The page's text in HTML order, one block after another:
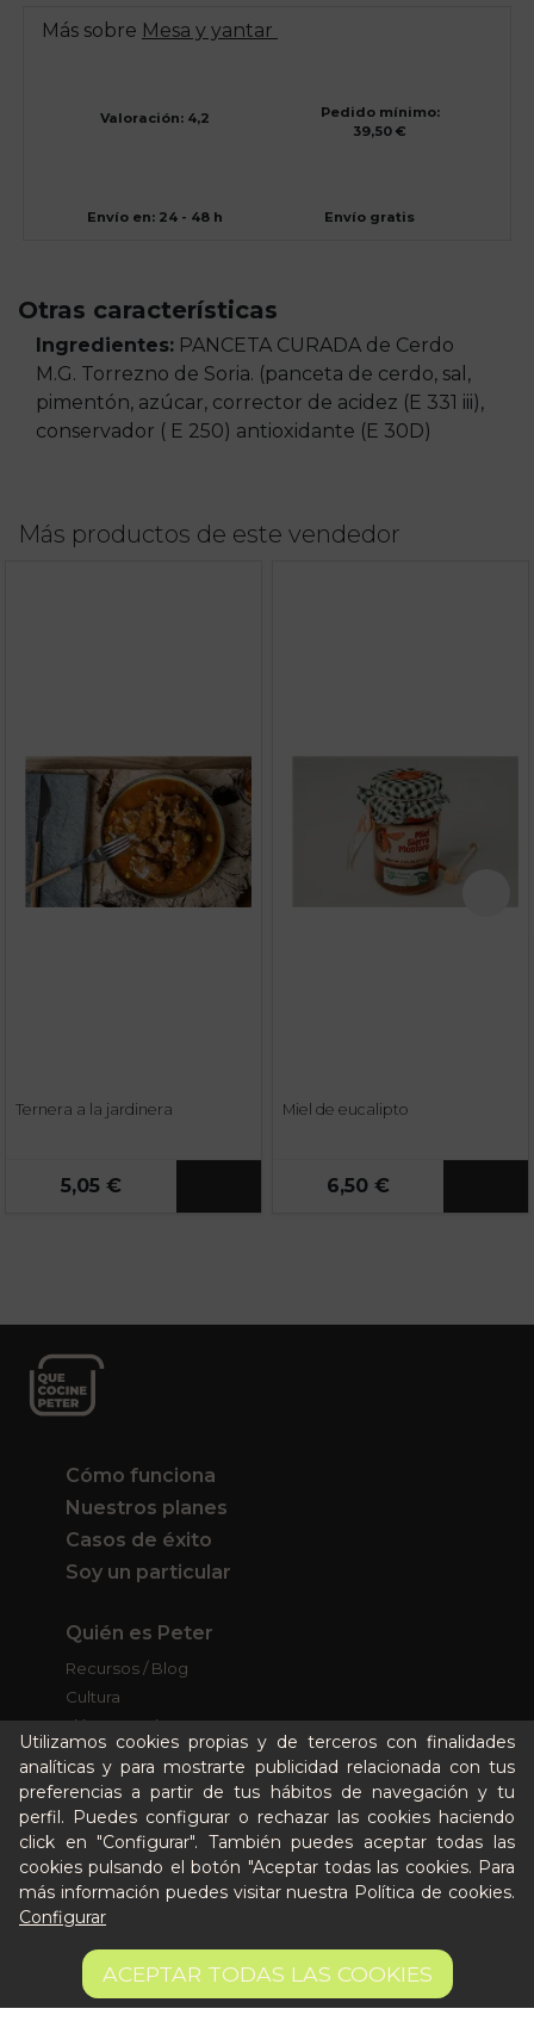
Sin stock
AVÍSAME CUANDO ESTÉ DISPONIBLE
Más sobre Mesa y yantar
Valoración: 4,2
Pedido mínimo:
39,50 €
Envío en: 24 - 48 h Envío gratis
Otras características
Ingredientes: PANCETA CURADA de Cerdo
M.G. Torrezno de Soria. (panceta de cerdo, sal,
pimentón, azúcar, corrector de acidez (E 331 iii),
conservador ( E 250) antioxidante (E 30D)
Más productos de este vendedor
Ternera a la jardinera
5,05 €
Miel de eucalipto
6,50 €
Utilizamos cookies propias y de terceros con finalidades
analíticas y para mostrarte publicidad relacionada con tus
preferencias a partir de tus hábitos de navegación y tu
perfil. Puedes configurar o rechazar las cookies haciendo
click en "Configurar". También puedes aceptar todas las
cookies pulsando el botón "Aceptar todas las cookies. Para
más información puedes visitar nuestra Política de cookies.
Configurar
ACEPTAR TODAS LAS COOKIES
Cómo funciona
Nuestros planes
Casos de éxito
Soy un particular
Quién es Peter
Recursos / Blog
Cultura
Llámanos al 644 52 51 02
Escríbenos al Whatsapp
Escríbenos al correo
De lunes a viernes de 8:30 a 14:00
Quiero ser partner de Peter